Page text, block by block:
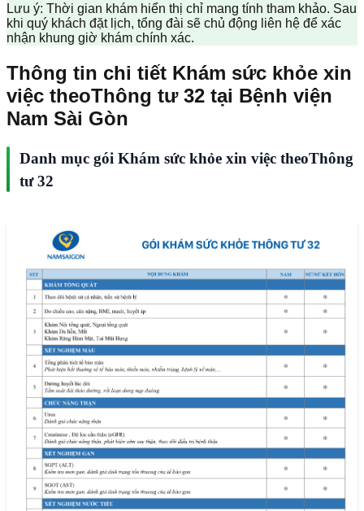
Lưu ý: Thời gian khám hiển thị chỉ mang tính tham khảo. Sau
khi quý khách đặt lịch, tổng đài sẽ chủ động liên hệ để xác
nhận khung giờ khám chính xác.
Thông tin chi tiết Khám sức khỏe xin
việc theoThông tư 32 tại Bệnh viện
Nam Sài Gòn
Danh mục gói Khám sức khỏe xin việc theoThông
tư 32